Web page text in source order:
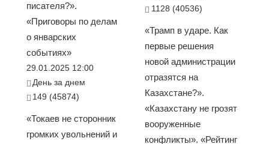
писателя?».
«Приговоры по делам
о январских
событиях»
29.01.2025 12:00
День за днем
149 (45874)
«Токаев не сторонник
громких увольнений и
1128 (40536)
«Трамп в ударе. Как
первые решения
новой администрации
отразятся на
Казахстане?».
«Казахстану не грозят
вооруженные
конфликты». «Рейтинг